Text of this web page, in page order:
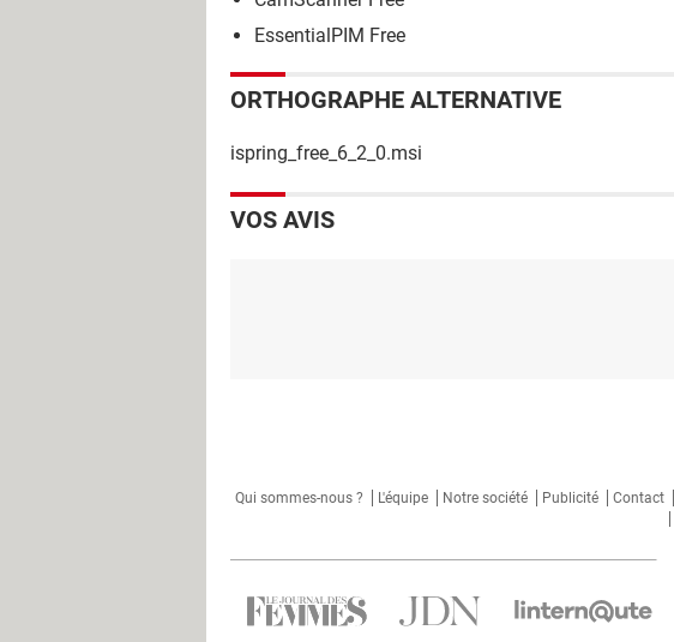
EssentialPIM Free
ORTHOGRAPHE ALTERNATIVE
ispring_free_6_2_0.msi
VOS AVIS
Qui sommes-nous ? L'équipe Notre société Publicité Contact